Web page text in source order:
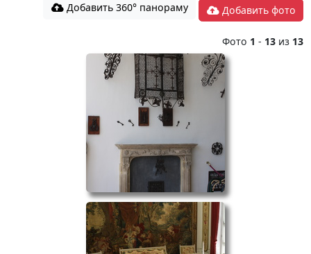
Добавить 360° панораму Добавить фото
Фото 1 - 13 из 13